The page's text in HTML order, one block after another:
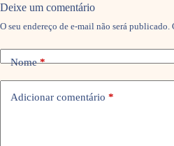
Deixe um comentário
O seu endereço de e-mail não será publicado.
Nome*
Adicionar comentário *